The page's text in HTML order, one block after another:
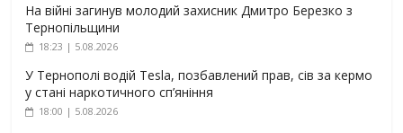
На війні загинув молодий захисник Дмитро Березко з
Тернопільщини
18:23 | 5.08.2026
У Тернополі водій Tesla, позбавлений прав, сів за кермо
у стані наркотичного сп’яніння
18:00 | 5.08.2026